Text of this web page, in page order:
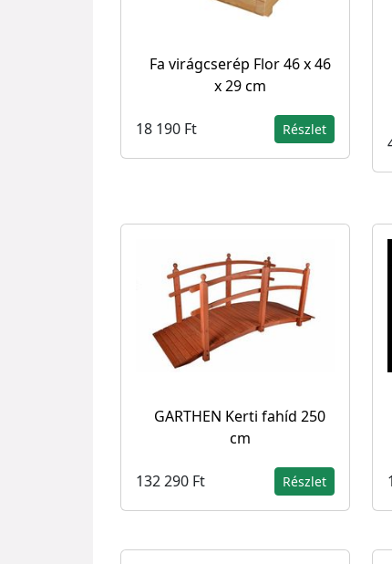
Fa virágcserép Flor 46 x 46
x 29 cm
18 190 Ft Részlet
GARTHEN Kerti fahíd 250
cm
132 290 Ft Részlet